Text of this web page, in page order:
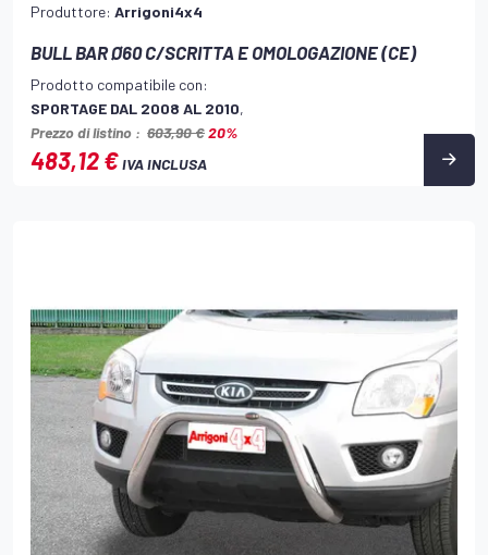
Produttore: Arrigoni4x4
BULL BAR Ø60 C/SCRITTA E OMOLOGAZIONE (CE)
Prodotto compatibile con:
SPORTAGE DAL 2008 AL 2010,
Prezzo di listino : 603,90 €20%
483,12 €IVA INCLUSA